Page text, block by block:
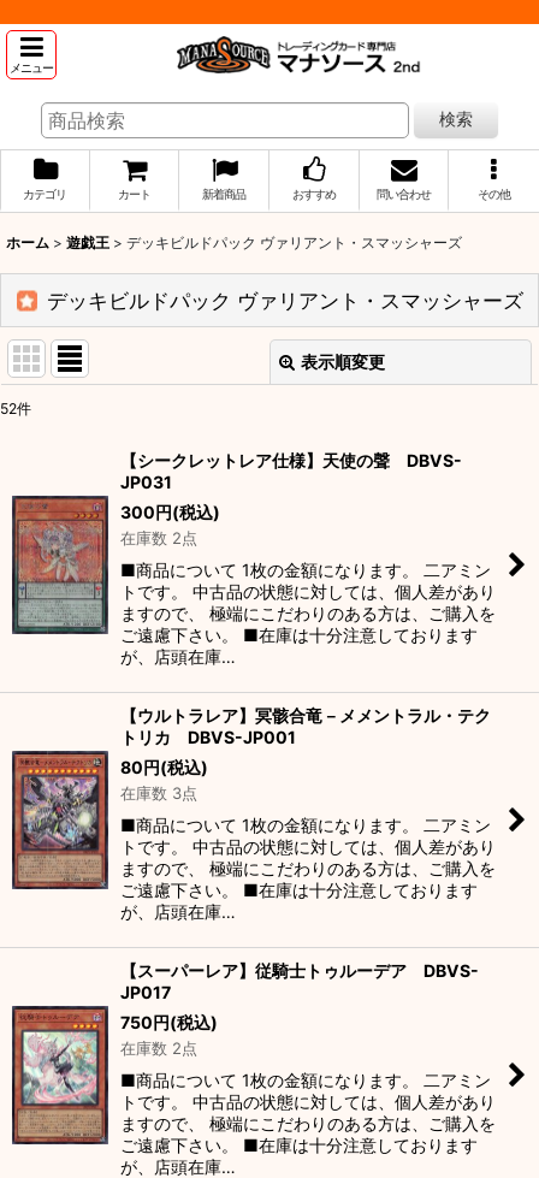
メニュー
検索
カテゴリ カート 新着商品 おすすめ 問い合わせ その他
ホーム > 遊戯王 > デッキビルドパック ヴァリアント・スマッシャーズ
デッキビルドパック ヴァリアント・スマッシャーズ
表示順変更
並び順:
絞り込む
52件
【シークレットレア仕様】天使の聲 DBVS-
JP031
300円(税込)
在庫数 2点
■商品について 1枚の金額になります。 二アミン
トです。 中古品の状態に対しては、個人差があり
ますので、 極端にこだわりのある方は、ご購入を
ご遠慮下さい。 ■在庫は十分注意しております
が、店頭在庫…
【ウルトラレア】冥骸合竜－メメントラル・テク
トリカ DBVS-JP001
80円(税込)
在庫数 3点
■商品について 1枚の金額になります。 二アミン
トです。 中古品の状態に対しては、個人差があり
ますので、 極端にこだわりのある方は、ご購入を
ご遠慮下さい。 ■在庫は十分注意しております
が、店頭在庫…
【スーパーレア】従騎士トゥルーデア DBVS-
JP017
750円(税込)
在庫数 2点
■商品について 1枚の金額になります。 二アミン
トです。 中古品の状態に対しては、個人差があり
ますので、 極端にこだわりのある方は、ご購入を
ご遠慮下さい。 ■在庫は十分注意しております
が、店頭在庫…